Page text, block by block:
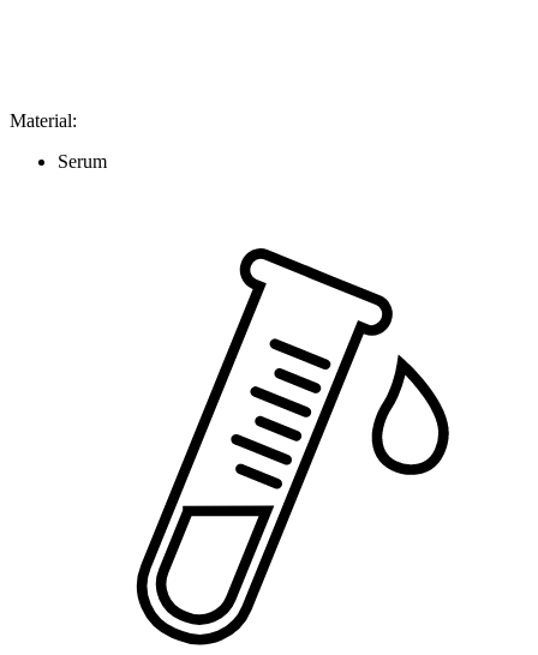
Material:
Serum